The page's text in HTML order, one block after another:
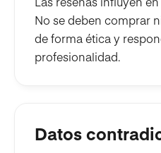
No se deben comprar
de forma ética y
profesionalidad.
Datos